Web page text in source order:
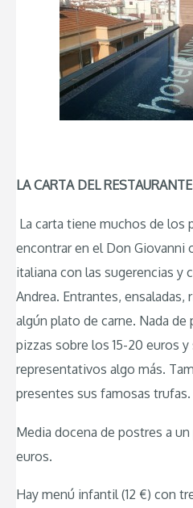
LA CARTA DEL
La carta tiene muchos de los
encontrar en el Don Giovanni
italiana con las sugerencias y
Andrea. Entrantes,
algún plato de carne. Nada de
pizzas sobre los 15-20 euros
representativos algo más.
presentes sus famosas trufas.
Media docena de postres a
euros.
Hay menú infantil (12 €) con